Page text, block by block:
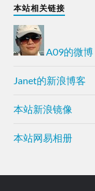
本站相关链接
A09的微博
Janet的新浪博客
本站新浪镜像
本站网易相册